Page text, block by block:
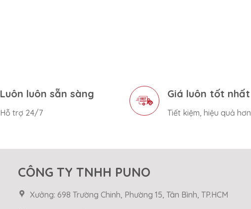
Luôn luôn sẵn sàng
Hỗ trợ 24/7
Giá luôn tốt nhất
Tiết kiệm, hiệu quả hơn
CÔNG TY TNHH PUNO
Xưởng: 698 Trường Chinh, Phường 15, Tân Bình, TP.HCM